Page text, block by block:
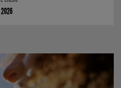
2026